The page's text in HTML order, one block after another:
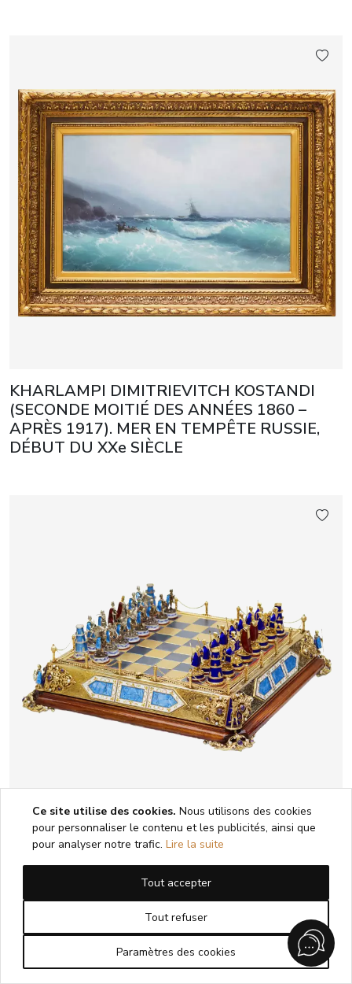
KHARLAMPI DIMITRIEVITCH KOSTANDI
(SECONDE MOITIÉ DES ANNÉES 1860 –
APRÈS 1917). MER EN TEMPÊTE RUSSIE,
DÉBUT DU XXe SIÈCLE
JEU D’ÉCHECS DE STYLE HISTORICISTE
AVEC ÉMAIL. MAÎTRE A. KÖNIG AUTRICHE-
HONGRIE, DÉBUT DU XXe SIÈCLE
Ce site utilise des cookies. Nous utilisons des cookies
pour personnaliser le contenu et les publicités, ainsi que
pour analyser notre trafic. Lire la suite
Tout accepter
Tout refuser
Paramètres des cookies